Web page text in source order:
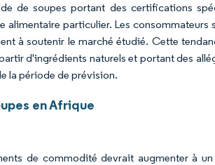
de soupes portant des certifications
particulier. Les
à soutenir le marché étudié. Cette
d'ingrédients naturels et portant des
la période de prévision.
en Afrique
de commodité devrait augmenter à